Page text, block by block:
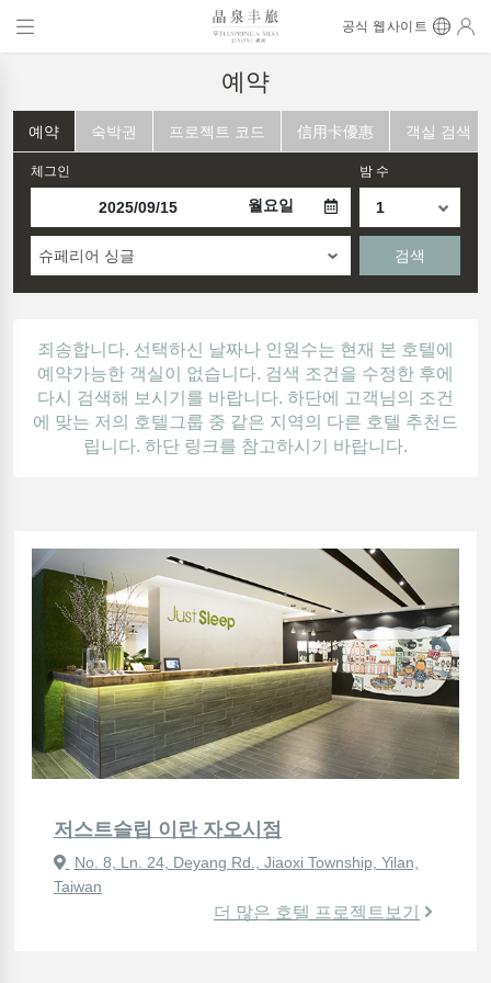
공식 웹사이트
예약
예약 숙박권 프로젝트 코드 信用卡優惠 객실 검색
체그인
월요일
밤 수
슈페리어 싱글 검색
죄송합니다. 선택하신 날짜나 인원수는 현재 본 호텔에
예약가능한 객실이 없습니다. 검색 조건을 수정한 후에
다시 검색해 보시기를 바랍니다. 하단에 고객님의 조건
에 맞는 저의 호텔그룹 중 같은 지역의 다른 호텔 추천드
립니다. 하단 링크를 참고하시기 바랍니다.
저스트슬립 이란 자오시점
No. 8, Ln. 24, Deyang Rd., Jiaoxi Township, Yilan,
Taiwan
더 많은 호텔 프로젝트보기